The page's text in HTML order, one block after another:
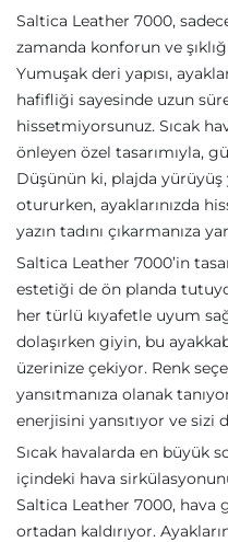
Saltica Leather 7000,
zamanda konforun ve
Yumuşak deri yapısı,
hafifliği sayesinde uzun
hissetmiyorsunuz. Sıcak
önleyen özel tasarımıyla,
Düşünün ki, plajda
otururken, ayaklarınızda
yazın tadını çıkarmanıza
Saltica Leather 7000’in
estetiği de ön planda
her türlü kıyafetle uyum
dolaşırken giyin, bu
üzerinize çekiyor. Renk
yansıtmanıza olanak
enerjisini yansıtıyor ve sizi
Sıcak havalarda en büyük
içindeki hava
Saltica Leather 7000,
ortadan kaldırıyor.